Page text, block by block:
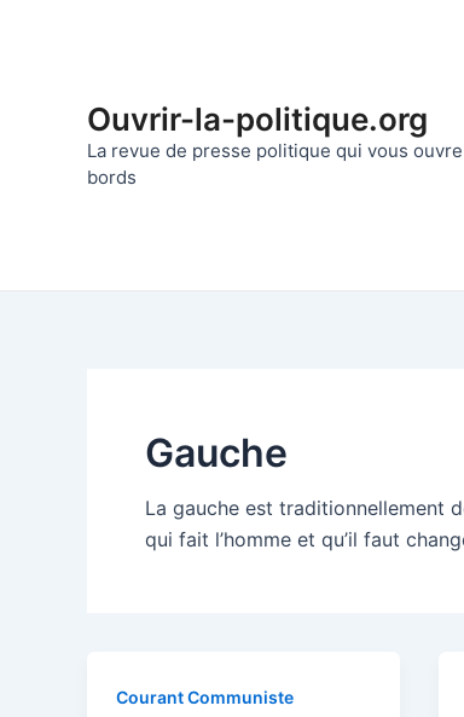
Ouvrir-la-politique.org
La revue de presse politique qui vous
bords
Gauche
La gauche est traditionnellement
qui fait l’homme et qu’il faut
Courant Communiste